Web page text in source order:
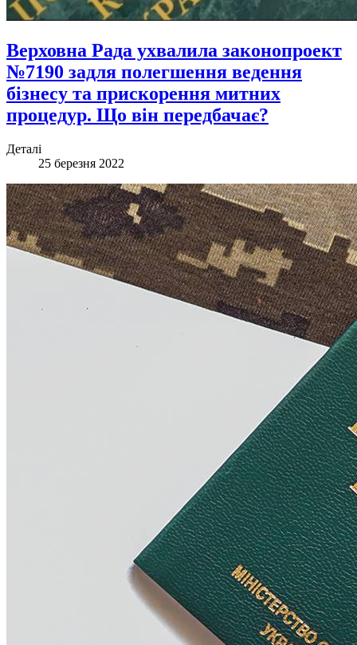
Верховна Рада ухвалила законопроект
№7190 задля полегшення ведення
бізнесу та прискорення митних
процедур. Що він передбачає?
Деталі
25 березня 2022